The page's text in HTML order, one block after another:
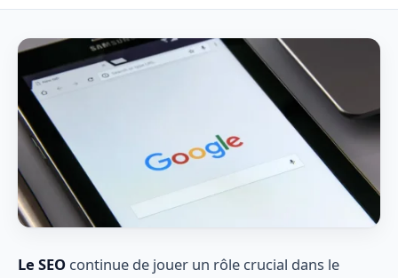
Le SEO continue de jouer un rôle crucial dans le